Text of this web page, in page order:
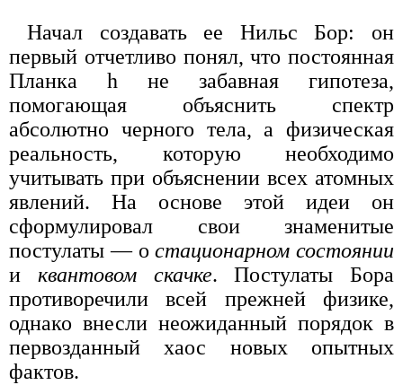
Начал создавать ее Нильс Бор: он
первый отчетливо понял, что постоянная
Планка h не забавная гипотеза,
помогающая объяснить спектр
абсолютно черного тела, а физическая
реальность, которую необходимо
учитывать при объяснении всех атомных
явлений. На основе этой идеи он
сформулировал свои знаменитые
постулаты — остационарном состоянии
и квантовом скачке. Постулаты Бора
противоречили всей прежней физике,
однако внесли неожиданный порядок в
первозданный хаос новых опытных
фактов.